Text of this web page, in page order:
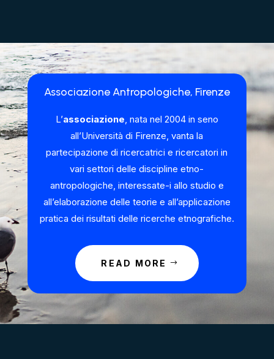
Associazione Antropologiche, Firenze
L’associazione , nata nel 2004 in seno
all’Università di Firenze, vanta la
partecipazione di ricercatrici e ricercatori in
vari settori delle discipline etno-
antropologiche, interessate-i allo studio e
all’elaborazione delle teorie e all’applicazione
pratica dei risultati delle ricerche etnografiche.
READ MORE